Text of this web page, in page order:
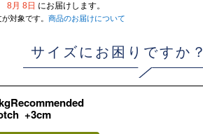
8月 8日 にお届けします。
対象です。 商品のお届けについて
サイズにお困りですか？
+3cm